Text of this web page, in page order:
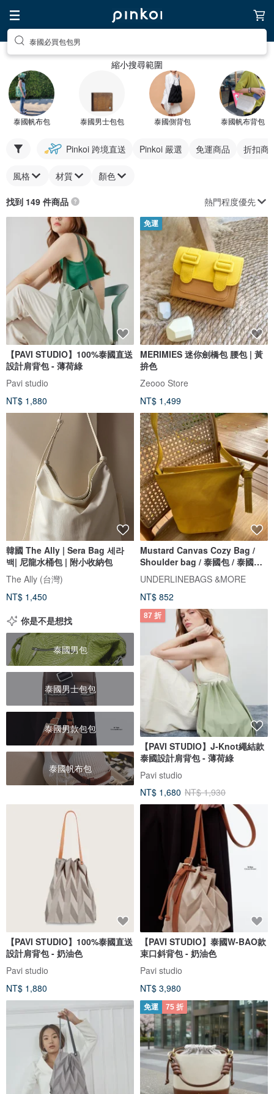
泰國必買包包男
縮小搜尋範圍
泰國帆布包 泰國男士包包 泰國側背包 泰國帆布背包
Pinkoi 跨境直送 Pinkoi 嚴選 免運商品 折扣商
風格 材質 顏色
找到 149 件商品 熱門程度優先
【PAVI STUDIO】100%泰國直送
設計肩背包 - 薄荷綠
Pavi studio
NT$ 1,880
免運
MERIMIES 迷你劍橋包 腰包 | 黃
拚色
Zeooo Store
NT$ 1,499
韓國 The Ally | Sera Bag 세라
백| 尼龍水桶包 | 附小收納包
The Ally (台灣)
NT$ 1,450
Mustard Canvas Cozy Bag /
Shoulder bag / 泰國包 / 泰國設
計
UNDERLINEBAGS &MORE
NT$ 852
你是不是想找
泰國男包
泰國男士包包
泰國男款包包
泰國帆布包
87 折
【PAVI STUDIO】J-Knot繩結款
泰國設計肩背包 - 薄荷綠
Pavi studio
NT$ 1,680 NT$ 1,930
【PAVI STUDIO】100%泰國直送
設計肩背包 - 奶油色
Pavi studio
NT$ 1,880
【PAVI STUDIO】泰國W-BAO款
束口斜背包 - 奶油色
Pavi studio
NT$ 3,980
免運 75 折